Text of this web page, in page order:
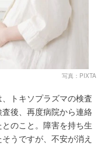
写真：PIXTA
トキソプラズマの検査
後、再度病院から連絡
のこと。障害を持ち生
うですが、不安が消え